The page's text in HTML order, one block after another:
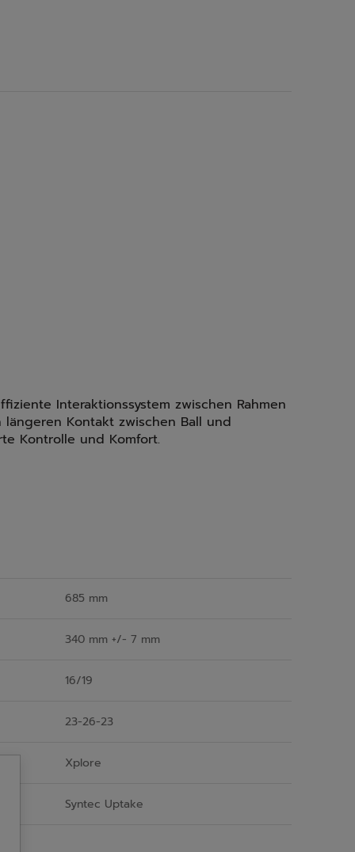
Interaktionssystem zwischen Rahmen
Kontakt zwischen Ball und
Kontrolle und Komfort.
685 mm
340 mm +/- 7 mm
16/19
23-26-23
Xplore
Syntec Uptake